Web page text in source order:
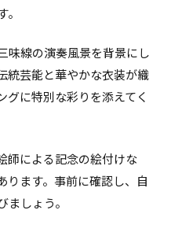
味線の演奏風景を背景にし
統芸能と華やかな衣装が織
グに特別な彩りを添えてく
師による記念の絵付けな
ります。事前に確認し、自
しょう。